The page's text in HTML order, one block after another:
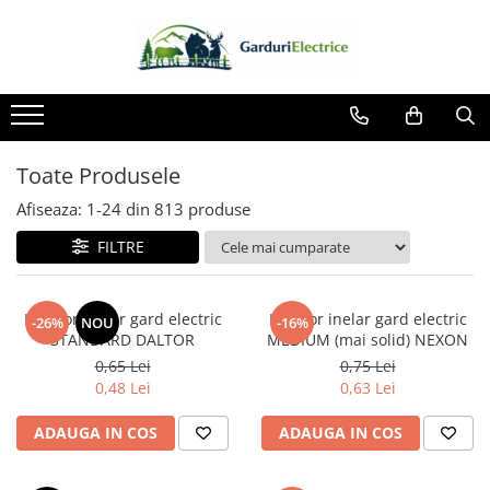
Toate Produsele
Impulsor - Generator Impulsuri -
Pulsator Gard Electric
NEXON BEASTSHOCK
NEXON HEAVYSHOCK
NEXON SRONGSHOCK
DALTOR
NEXON EASYSHOCK și PITISHOCK
Izolatori Gard Electric
Izolatori – Utilizare generală
Izolatori Plat
Izolatori cu filet metric
Toate Produsele
Afiseaza: 1-24 din 813 produse
FILTRE
-26% NOU
Izolator inelar gard electric
STANDARD DALTOR
0,65 Lei
0,48 Lei
ADAUGA IN COS
-16%
Izolator inelar gard electric
MEDIUM (mai solid) NEXON
0,75 Lei
0,63 Lei
ADAUGA IN COS